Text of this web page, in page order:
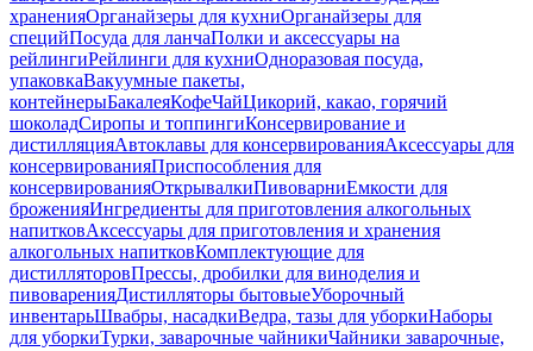
храненияОрганайзеры для кухниОрганайзеры для
специйПосуда для ланчаПолки и аксессуары на
рейлингиРейлинги для кухниОдноразовая посуда,
упаковкаВакуумные пакеты,
контейнерыБакалеяКофеЧайЦикорий, какао, горячий
шоколадСиропы и топпингиКонсервирование и
дистилляцияАвтоклавы для консервированияАксессуары для
консервированияПриспособления для
консервированияОткрывалкиПивоварниЕмкости для
броженияИнгредиенты для приготовления алкогольных
напитковАксессуары для приготовления и хранения
алкогольных напитковКомплектующие для
дистилляторовПрессы, дробилки для виноделия и
пивоваренияДистилляторы бытовыеУборочный
инвентарьШвабры, насадкиВедра, тазы для уборкиНаборы
для уборкиТурки, заварочные чайникиЧайники заварочные,